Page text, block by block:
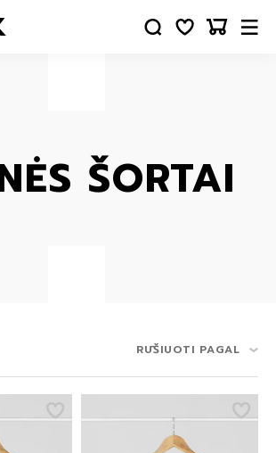
ŠORTAI
RŪŠIUOTI PAGAL